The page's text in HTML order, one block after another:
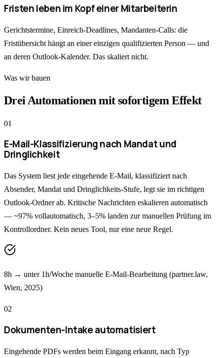
Fristen leben im Kopf einer Mitarbeiterin
Gerichtstermine, Einreich-Deadlines, Mandanten-Calls: die
Fristübersicht hängt an einer einzigen qualifizierten Person — und
an deren Outlook-Kalender. Das skaliert nicht.
Was wir bauen
Drei Automationen mit sofortigem Effekt
01
E-Mail-Klassifizierung nach Mandat und
Dringlichkeit
Das System liest jede eingehende E-Mail, klassifiziert nach
Absender, Mandat und Dringlichkeits-Stufe, legt sie im richtigen
Outlook-Ordner ab. Kritische Nachrichten eskalieren automatisch
— ~97% vollautomatisch, 3–5% landen zur manuellen Prüfung im
Kontrollordner. Kein neues Tool, nur eine neue Regel.
8h → unter 1h/Woche manuelle E-Mail-Bearbeitung (partner.law,
Wien, 2025)
02
Dokumenten-Intake automatisiert
Eingehende PDFs werden beim Eingang erkannt, nach Typ